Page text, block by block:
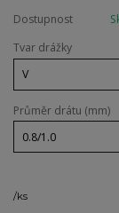
Dostupnost
Tvar drážky
Průměr drátu (mm)
/ks